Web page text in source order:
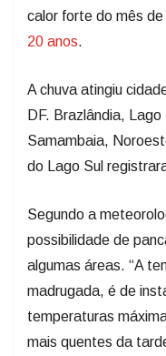
calor forte do mês de
20 anos.
A chuva atingiu
DF. Brazlândia,
Samambaia,
do Lago Sul
Segundo a
possibilidade de
algumas áreas. “A
madrugada, é de
temperaturas
mais quentes da